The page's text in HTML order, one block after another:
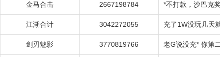
金马合击 2667198784 *不打款，沙巴克
江湖合计 3042272055 充了1W没玩几天
剑刃魅影 3770819766 老G说没充* 你第